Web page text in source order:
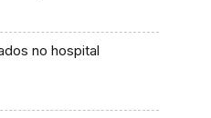
no hospital